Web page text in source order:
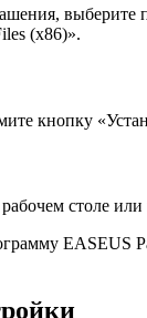
(x86)».
кнопку
столе